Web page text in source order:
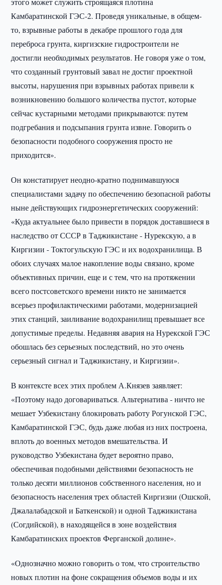
Камбаратинской ГЭС-2. Проведя уникальные, в общем-
то, взрывные работы в декабре прошлого года для
переброса грунта, киргизские гидростроители не
достигли необходимых результатов. Не говоря уже о том,
что созданный грунтовый завал не достиг проектной
высоты, нарушения при взрывных работах привели к
возникновению большого количества пустот, которые
сейчас кустарными методами прикрываются: путем
подгребания и подсыпания грунта извне. Говорить о
безопасности подобного сооружения просто не
приходится».
Он констатирует неодно-кратно поднимавшуюся
специалистами задачу по обеспечению безопасной работы
ныне действующих гидроэнергетических сооружений:
«Куда актуальнее было привести в порядок доставшиеся в
наследство от СССР в Таджикистане - Нурекскую, а в
Киргизии - Токтогульскую ГЭС и их водохранилища. В
обоих случаях малое накопление воды связано, кроме
объективных причин, еще и с тем, что на протяжении
всего постсоветского времени никто не занимается
всерьез профилактическими работами, модернизацией
этих станций, заиливание водохранилищ превышает все
допустимые пределы. Недавняя авария на Нурекской ГЭС
обошлась без серьезных последствий, но это очень
серьезный сигнал и Таджикистану, и Киргизии».
В контексте всех этих проблем А.Князев заявляет:
«Поэтому надо договариваться. Альтернатива - ничто не
мешает Узбекистану блокировать работу Рогунской ГЭС,
Камбаратинской ГЭС, будь даже любая из них построена,
вплоть до военных методов вмешательства. И
руководство Узбекистана будет вероятно право,
обеспечивая подобными действиями безопасность не
только десяти миллионов собственного населения, но и
безопасность населения трех областей Киргизии (Ошской,
Джалалабадской и Баткенской) и одной Таджикистана
(Согдийской), в находящейся в зоне воздействия
Камбаратинских проектов Ферганской долине».
«Однозначно можно говорить о том, что строительство
новых плотин на фоне сокращения объемов воды и их